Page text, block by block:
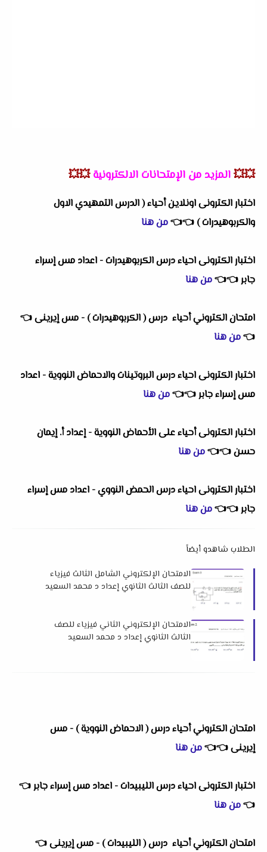
💥💥المزيد من الإمتحانات الالكترونية 💥💥
اختبار الكترونى اونلاين أحياء ( الدرس التمهيدي الاول
والكربوهيدرات ) 👈
👈من هنا
اختبار الكترونى احياء درس الكربوهيدرات - اعداد مس إسراء
جابر👈
👈من هنا
امتحان الكتروني أحياء درس ( الكربوهيدرات ) - مس إيرينى👈
👈من هنا
اختبار الكترونى احياء درس البروتينات والاحماض النووية - اعداد
مس إسراء جابر👈
👈من هنا
اختبار الكترونى أحياء على الأحماض النووية - إعداد أ. إيمان
حسن👈
👈من هنا
اختبار الكترونى احياء درس الحمض النووي - اعداد مس إسراء
جابر👈
👈من هنا
الطلاب شاهدو أيضاً
الامتحان الإلكتروني الشامل الثالث فيزياء
للصف الثالث الثانوي إعداد د محمد السعيد
الامتحان الإلكتروني الثاني فيزياء للصف
الثالث الثانوي إعداد د محمد السعيد
امتحان الكتروني أحياء درس ( الاحماض النووية ) - مس
إيرينى👈
👈من هنا
اختبار الكترونى احياء درس الليبيدات - اعداد مس إسراء جابر👈
👈من هنا
امتحان الكتروني أحياء درس ( الليبيدات ) - مس إيرينى👈